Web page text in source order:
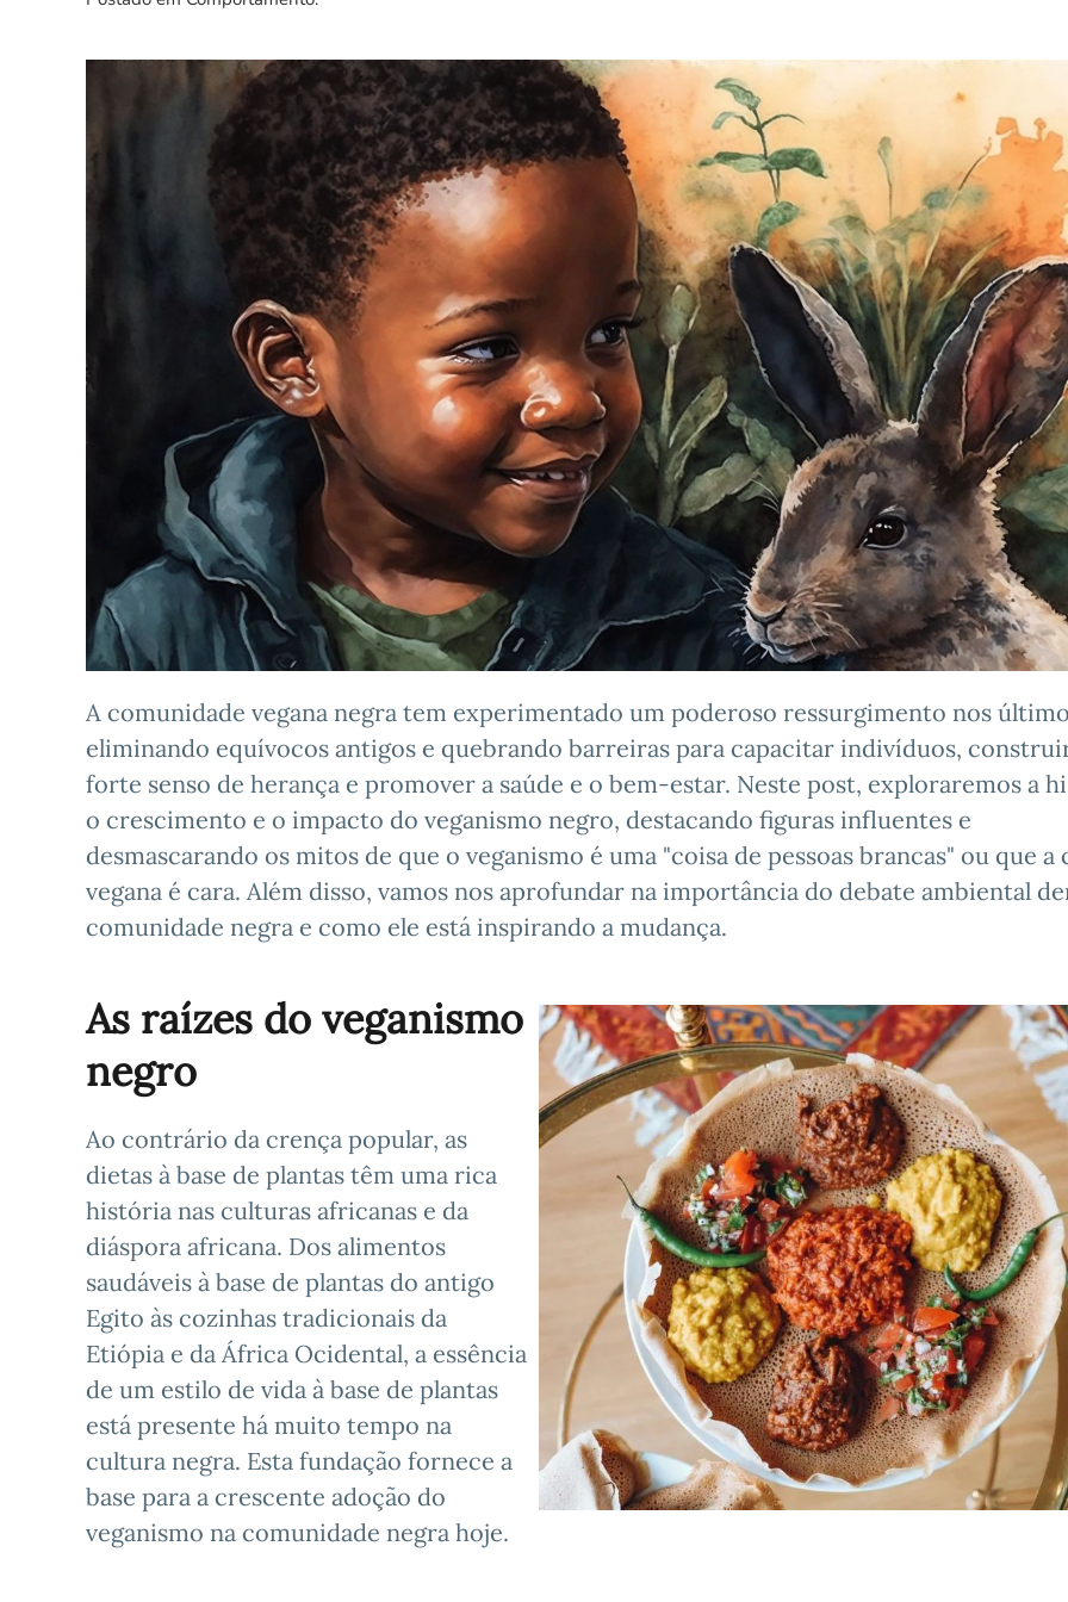
A comunidade vegana negra tem experimentado um poderoso ressurgimento nos
eliminando equívocos antigos e quebrando barreiras para capacitar indivíduos,
forte senso de herança e promover a saúde e o bem-estar. Neste post, exploraremos a
o crescimento e o impacto do veganismo negro, destacando figuras influentes e
desmascarando os mitos de que o veganismo é uma "coisa de pessoas brancas" ou que a
vegana é cara. Além disso, vamos nos aprofundar na importância do debate ambiental
comunidade negra e como ele está inspirando a mudança.
As raízes do veganismo
negro
Ao contrário da crença popular, as
dietas à base de plantas têm uma rica
história nas culturas africanas e da
diáspora africana. Dos alimentos
saudáveis à base de plantas do antigo
Egito às cozinhas tradicionais da
Etiópia e da África Ocidental, a essência
de um estilo de vida à base de plantas
está presente há muito tempo na
cultura negra. Esta fundação fornece a
base para a crescente adoção do
veganismo na comunidade negra hoje.